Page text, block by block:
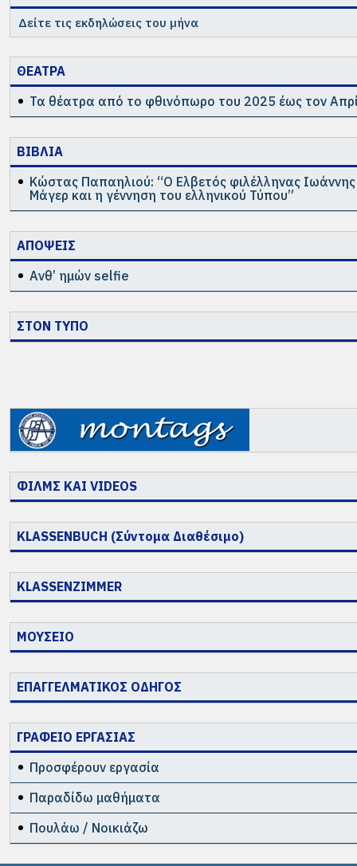
Δείτε τις εκδηλώσεις του μήνα
ΘΕΑΤΡΑ
Τα θέατρα από το φθινόπωρο του 2025 έως τον
ΒΙΒΛΙΑ
Κώστας Παπαηλιού: “Ο Ελβετός φιλέλληνας
Μάγερ και η γέννηση του ελληνικού Τύπου”
ΑΠΟΨΕΙΣ
Ανθ’ ημών selfie
ΣΤΟΝ ΤΥΠΟ
ΦΙΛΜΣ ΚΑΙ VIDEOS
KLASSENBUCH (Σύντομα Διαθέσιμο)
KLASSENZIMMER
ΜΟΥΣΕΙΟ
ΕΠΑΓΓΕΛΜΑΤΙΚΟΣ ΟΔΗΓΟΣ
ΓΡΑΦΕΙΟ ΕΡΓΑΣΙΑΣ
Προσφέρουν εργασία
Παραδίδω μαθήματα
Πουλάω / Νοικιάζω